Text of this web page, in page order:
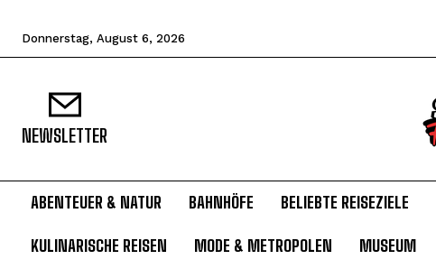
Donnerstag, August 6, 2026
NEWSLETTER
ABENTEUER & NATUR BAHNHÖFE BELIEBTE REISEZIELE
KULINARISCHE REISEN MODE & METROPOLEN MUSEUM